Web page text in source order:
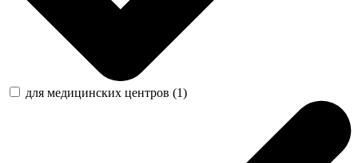
для медицинских центров (1)